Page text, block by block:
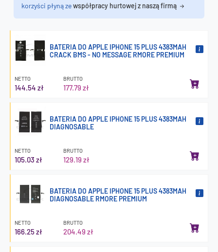
korzyści płyną zewspółpracy hurtowej z naszą firmą
BATERIA DO APPLE IPHONE 15 PLUS 4383MAH
CRACK BMS - NO MESSAGE RMORE PREMIUM
NETTO
144.54 zł
BRUTTO
177.79 zł
BATERIA DO APPLE IPHONE 15 PLUS 4383MAH
DIAGNOSABLE
NETTO
105.03 zł
BRUTTO
129.19 zł
BATERIA DO APPLE IPHONE 15 PLUS 4383MAH
DIAGNOSABLE RMORE PREMIUM
NETTO
166.25 zł
BRUTTO
204.49 zł